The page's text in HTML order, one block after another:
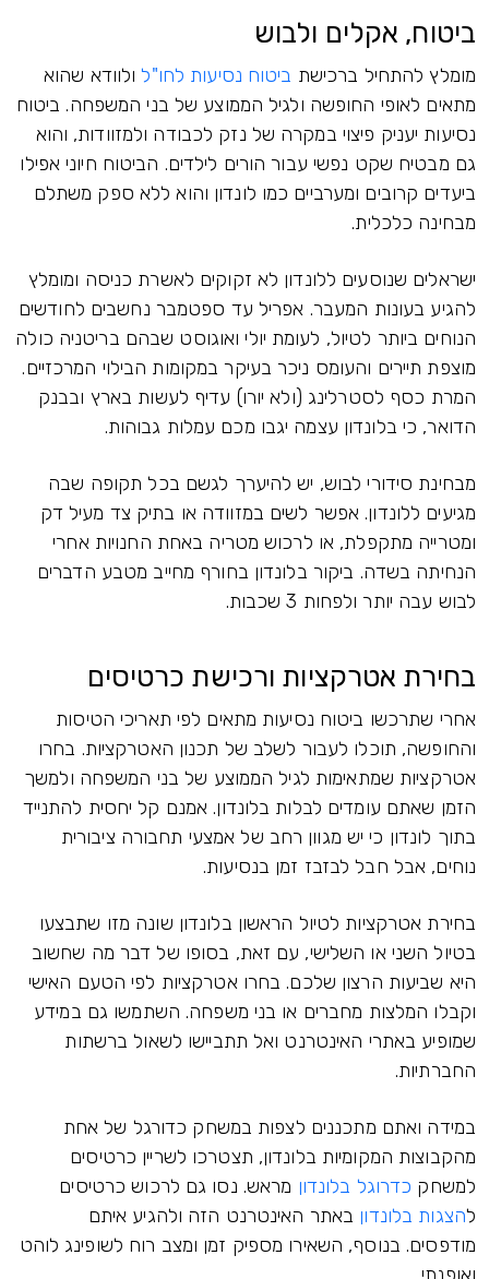
ביטוח, אקלים ולבוש
מומלץ להתחיל ברכישת ביטוח נסיעות לחו"לולוודא שהוא
מתאים לאופי החופשה ולגיל הממוצע של בני המשפחה. ביטוח
נסיעות יעניק פיצוי במקרה של נזק לכבודה ולמזוודות, והוא
גם מבטיח שקט נפשי עבור הורים לילדים. הביטוח חיוני אפילו
ביעדים קרובים ומערביים כמו לונדון והוא ללא ספק משתלם
מבחינה כלכלית.
ישראלים שנוסעים ללונדון לא זקוקים לאשרת כניסה ומומלץ
להגיע בעונות המעבר. אפריל עד ספטמבר נחשבים לחודשים
הנוחים ביותר לטיול, לעומת יולי ואוגוסט שבהם בריטניה כולה
מוצפת תיירים והעומס ניכר בעיקר במקומות הבילוי המרכזיים.
המרת כסף לסטרלינג (ולא יורו) עדיף לעשות בארץ ובבנק
הדואר, כי בלונדון עצמה יגבו מכם עמלות גבוהות.
מבחינת סידורי לבוש, יש להיערך לגשם בכל תקופה שבה
מגיעים ללונדון. אפשר לשים במזוודה או בתיק צד מעיל דק
ומטרייה מתקפלת, או לרכוש מטריה באחת החנויות אחרי
הנחיתה בשדה. ביקור בלונדון בחורף מחייב מטבע הדברים
לבוש עבה יותר ולפחות 3 שכבות.
בחירת אטרקציות ורכישת כרטיסים
אחרי שתרכשו ביטוח נסיעות מתאים לפי תאריכי הטיסות
והחופשה, תוכלו לעבור לשלב של תכנון האטרקציות. בחרו
אטרקציות שמתאימות לגיל הממוצע של בני המשפחה ולמשך
הזמן שאתם עומדים לבלות בלונדון. אמנם קל יחסית להתנייד
בתוך לונדון כי יש מגוון רחב של אמצעי תחבורה ציבורית
נוחים, אבל חבל לבזבז זמן בנסיעות.
בחירת אטרקציות לטיול הראשון בלונדון שונה מזו שתבצעו
בטיול השני או השלישי, עם זאת, בסופו של דבר מה שחשוב
היא שביעות הרצון שלכם. בחרו אטרקציות לפי הטעם האישי
וקבלו המלצות מחברים או בני משפחה. השתמשו גם במידע
שמופיע באתרי האינטרנט ואל תתביישו לשאול ברשתות
החברתיות.
במידה ואתם מתכננים לצפות במשחק כדורגל של אחת
מהקבוצות המקומיות בלונדון, תצטרכו לשריין כרטיסים
למשחק כדרוגל בלונדון מראש. נסו גם לרכוש כרטיסים
להצגות בלונדון באתר האינטרנט הזה ולהגיע איתם
מודפסים. בנוסף, השאירו מספיק זמן ומצב רוח לשופינג לוהט